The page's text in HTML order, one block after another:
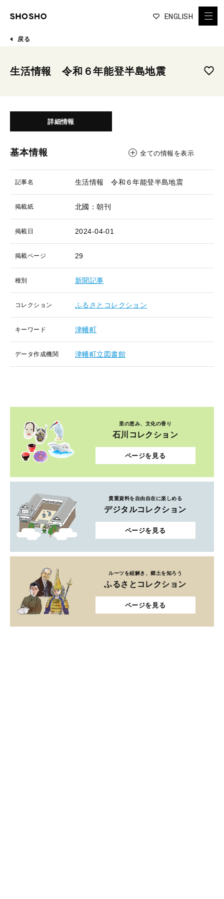
ENGLISH
戻る
生活情報 令和６年能登半島地震
詳細情報
基本情報 全ての情報を表示
記事名 生活情報 令和６年能登半島地震
掲載紙 北國：朝刊
掲載日 2024-04-01
掲載ページ 29
種別 新聞記事
コレクション ふるさとコレクション
キーワード 津幡町
データ作成機関 津幡町立図書館
里の恵み、文化の香り
石川コレクション
ページを見る
貴重資料を自由自在に楽しめる
デジタルコレクション
ページを見る
ルーツを紐解き、郷土を知ろう
ふるさとコレクション
ページを見る